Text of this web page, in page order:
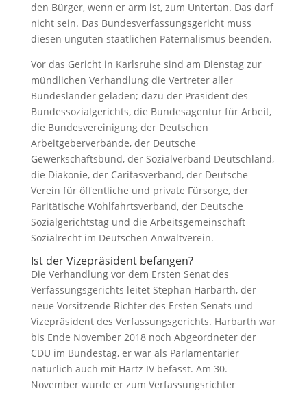
den Bürger, wenn er arm ist, zum Untertan. Das darf
nicht sein. Das Bundesverfassungsgericht muss
diesen unguten staatlichen Paternalismus beenden.
Vor das Gericht in Karlsruhe sind am Dienstag zur
mündlichen Verhandlung die Vertreter aller
Bundesländer geladen; dazu der Präsident des
Bundessozialgerichts, die Bundesagentur für Arbeit,
die Bundesvereinigung der Deutschen
Arbeitgeberverbände, der Deutsche
Gewerkschaftsbund, der Sozialverband Deutschland,
die Diakonie, der Caritasverband, der Deutsche
Verein für öffentliche und private Fürsorge, der
Paritätische Wohlfahrtsverband, der Deutsche
Sozialgerichtstag und die Arbeitsgemeinschaft
Sozialrecht im Deutschen Anwaltverein.
Ist der Vizepräsident befangen?
Die Verhandlung vor dem Ersten Senat des
Verfassungsgerichts leitet Stephan Harbarth, der
neue Vorsitzende Richter des Ersten Senats und
Vizepräsident des Verfassungsgerichts. Harbarth war
bis Ende November 2018noch Abgeordneter der
CDU im Bundestag, er war als Parlamentarier
natürlich auch mit Hartz IV befasst. Am 30.
November wurde er zum Verfassungsrichter